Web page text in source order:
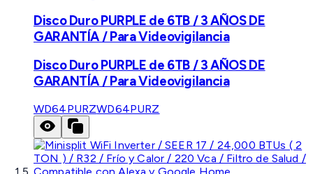
Disco Duro PURPLE de 6TB / 3 AÑOS DE
GARANTÍA / Para Videovigilancia
Disco Duro PURPLE de 6TB / 3 AÑOS DE
GARANTÍA / Para Videovigilancia
WD64PURZWD64PURZ